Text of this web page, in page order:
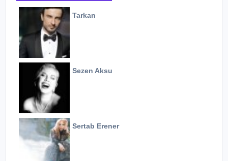
Tarkan
Sezen Aksu
Sertab Erener